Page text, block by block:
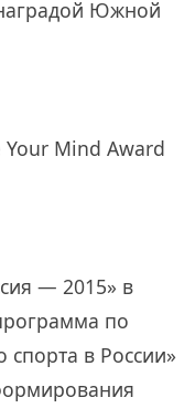
Южной
Your Mind Award
— 2015» в
по
в России»